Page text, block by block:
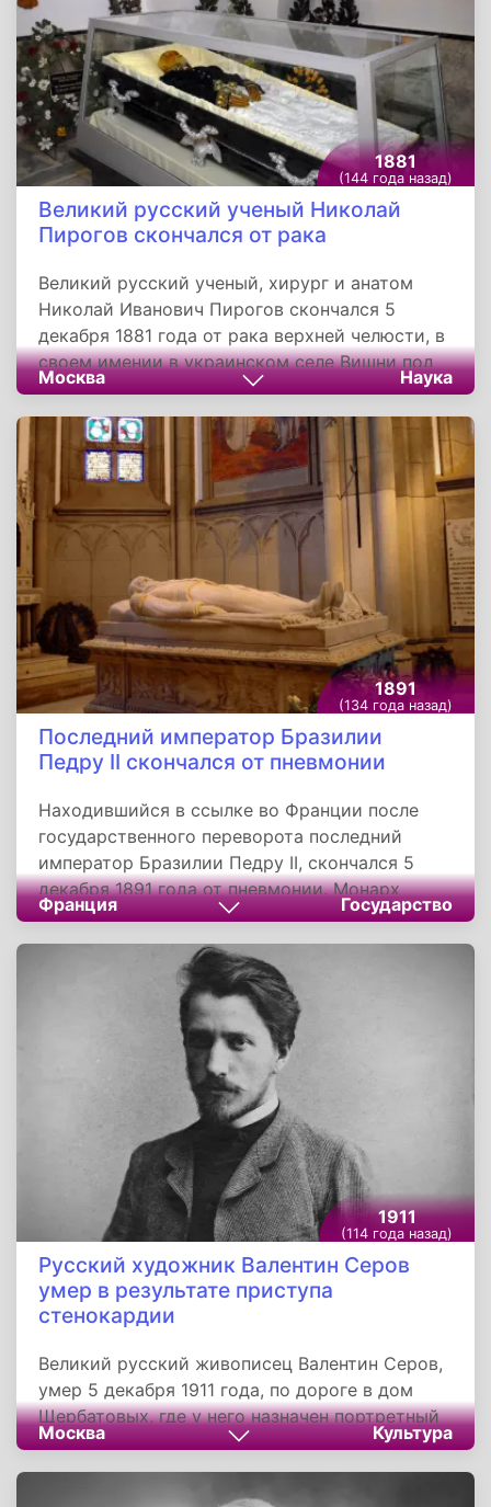
известные книги «Граф Монте-Кристо» и «Три
мушкетера».
1881
(144 года назад)
Великий русский ученый Николай
Пирогов скончался от рака
Великий русский ученый, хирург и анатом
Николай Иванович Пирогов скончался 5
декабря 1881 года от рака верхней челюсти, в
своем имении в украинском селе Вишни под
Винницей. Незадолго до смерти он сделал
еще одно открытие, предложив совершенно
новый способ бальзамирования. С одобрения
Церкви, тело Пирогова было
забальзамировано по этой методике и
положено в фамильный склеп, в усыпальнице
Святого Николая Чудотворца. Страшный
диагноз ученому 24 мая 1881 года поставил
Николай Склифосовский. После этого
Пирогов отправился в Вену, чтобы
оперироваться, но было уже поздно.
Москва Наука
1891
(134 года назад)
Последний император Бразилии
Педру II скончался от пневмонии
Находившийся в ссылке во Франции после
государственного переворота последний
император Бразилии Педру II, скончался 5
декабря 1891 года от пневмонии. Монарх
простудился после длительной прогулки в
открытой коляске вдоль парижской реки
Сена. Болезнь быстро прогрессировала.
Французское правительство организовало
пышную церемонию прощания с ним.
Императора похоронили в королевской
усыпальнице дома Браганса в Португалии. В
1921 году останки Педру II и его жены были
возвращены на родину и спустя 18 лет
помещены в Императорский мавзолей
кафедрального собора в Петрополисе.
Франция Государство
1911
(114 года назад)
Русский художник Валентин Серов
умер в результате приступа
стенокардии
Великий русский живописец Валентин Серов,
умер 5 декабря 1911 года, по дороге в дом
Щербатовых, где у него назначен портретный
сеанс. Причиной неожиданной смерти
художника стал приступ стенокардии.
Прожив всего сорок шесть лет, тридцать из
Москва Культура